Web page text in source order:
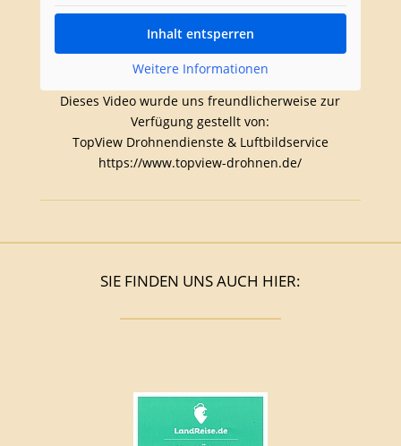
Inhalt entsperren
Weitere Informationen
Dieses Video wurde uns freundlicherweise zur
Verfügung gestellt von:
TopView Drohnendienste & Luftbildservice
https://www.topview-drohnen.de/
SIE FINDEN UNS AUCH HIER: